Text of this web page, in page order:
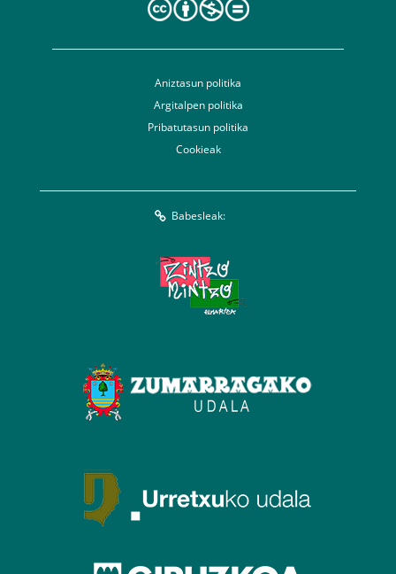
Aniztasun politika
Argitalpen politika
Pribatutasun politika
Cookieak
Babesleak: